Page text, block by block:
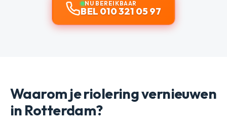
NU BEREIKBAAR
BEL 010 321 05 97
Waarom je riolering vernieuwen
in Rotterdam?